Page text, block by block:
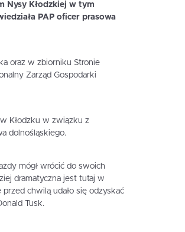
Nysy Kłodzkiej w tym
PAP oficer prasowa
oraz w zbiorniku Stronie
Zarząd Gospodarki
Kłodzku w związku z
dolnośląskiego.
mógł wrócić do swoich
dramatyczna jest tutaj w
przed chwilą udało się odzyskać
Tusk.